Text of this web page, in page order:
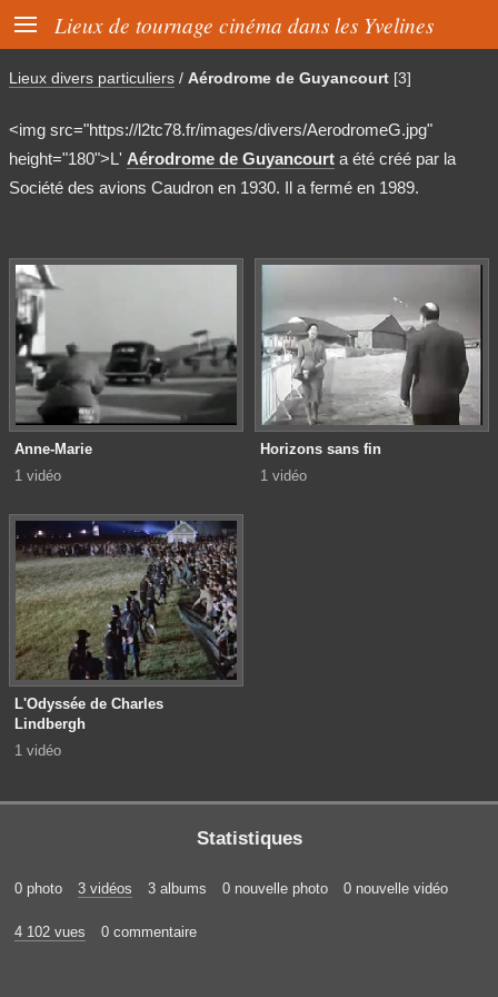
 Lieux de tournage cinéma dans les Yvelines
Lieux divers particuliers / Aérodrome de Guyancourt [3]
<img src="https://l2tc78.fr/images/divers/AerodromeG.jpg"
height="180">L' Aérodrome de Guyancourt a été créé par la
Société des avions Caudron en 1930. Il a fermé en 1989.
Anne-Marie
1 vidéo
Horizons sans fin
1 vidéo
L'Odyssée de Charles
Lindbergh
1 vidéo
Statistiques
0 photo 3 vidéos 3 albums 0 nouvelle photo 0 nouvelle vidéo
4 102 vues 0 commentaire